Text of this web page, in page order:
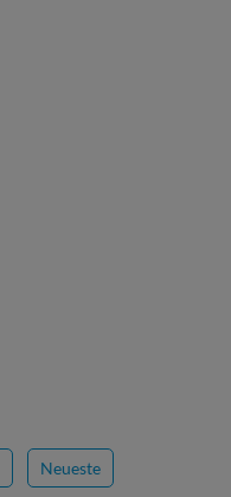
Neueste